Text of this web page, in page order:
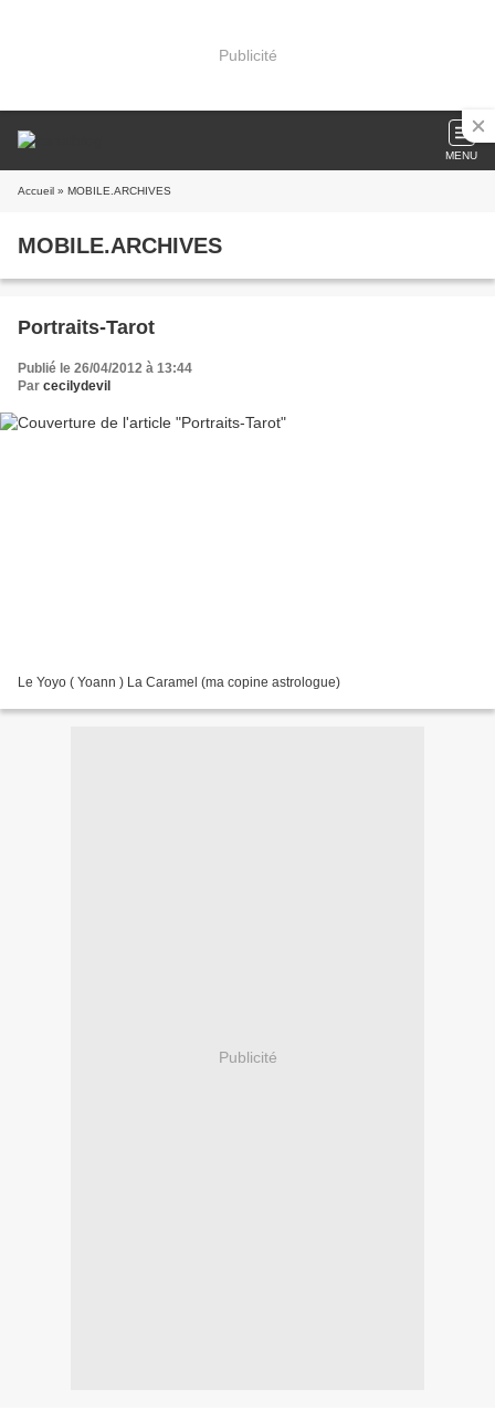
Publicité
MENU
Accueil » MOBILE.ARCHIVES
MOBILE.ARCHIVES
Portraits-Tarot
Publié le 26/04/2012 à 13:44
Par cecilydevil
Le Yoyo ( Yoann ) La Caramel (ma copine astrologue)
Publicité